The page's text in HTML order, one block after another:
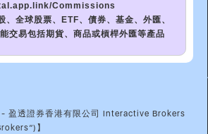
Commissions
、全球股票、ETF、債券、基金、外匯、
交易包括期貨、商品或槓桿外匯等產品
- 盈透證券香港有限公司 Interactive Brokers
】